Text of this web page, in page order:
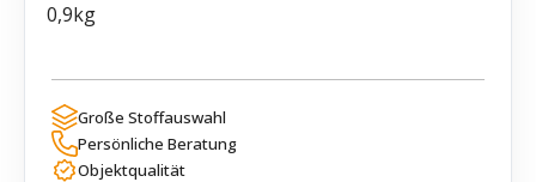
0,9kg
Große Stoffauswahl
Persönliche Beratung
Objektqualität